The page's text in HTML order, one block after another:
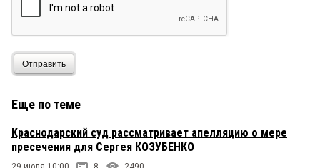
Бурков безуспешно пытается делегировать свою
персональную ответственность на преступно-
Отправить
Еще по теме
Краснодарский суд рассматривает апелляцию о мере
пресечения для Сергея КОЗУБЕНКО